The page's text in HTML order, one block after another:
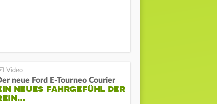
neue Ford E-Tourneo Courier
NEUES FAHRGEFÜHL DER